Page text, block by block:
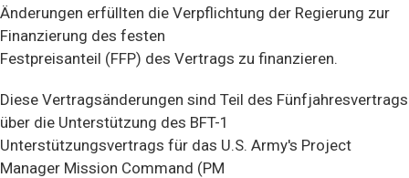
Änderungen erfüllten die Verpflichtung der Regierung zur
Finanzierung des festen
Festpreisanteil (FFP) des Vertrags zu finanzieren.
Diese Vertragsänderungen sind Teil des Fünfjahresvertrags
über die Unterstützung des BFT-1
Unterstützungsvertrags für das U.S. Army's Project
Manager Mission Command (PM